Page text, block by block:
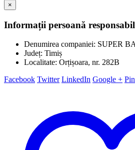
×
Informații persoană
Denumirea companiei: SUPER
Județ: Timiș
Localitate: Orțișoara, nr. 282B
Facebook Twitter LinkedIn Google +